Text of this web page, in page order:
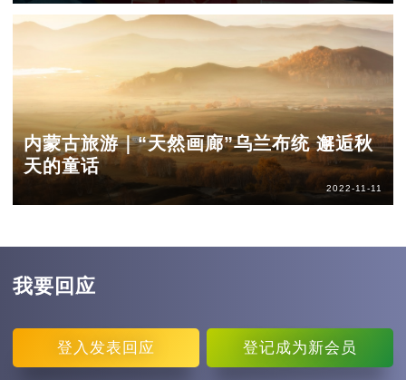
内蒙古旅游｜“天然画廊”乌兰布统 邂逅秋
天的童话
2022-11-11
我要回应
登入 发表回应 登记成为新会员